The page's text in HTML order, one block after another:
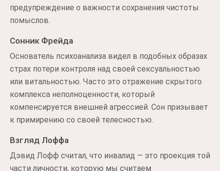
предупреждение о важности сохранения чистоты
помыслов.
Сонник Фрейда
Основатель психоанализа видел в подобных образах
страх потери контроля над своей сексуальностью
или витальностью. Часто это отражение скрытого
комплекса неполноценности, который
компенсируется внешней агрессией. Сон призывает
к примирению со своей телесностью.
Взгляд Лоффа
Дэвид Лофф считал, что инвалид — это проекция той
части личности, которую мы считаем